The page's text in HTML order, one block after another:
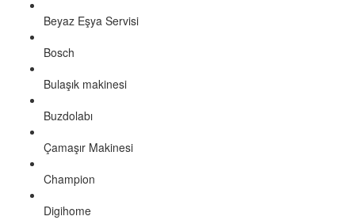
Beyaz Eşya Servisi
Bosch
Bulaşık makinesi
Buzdolabı
Çamaşır Makinesi
Champion
Digihome